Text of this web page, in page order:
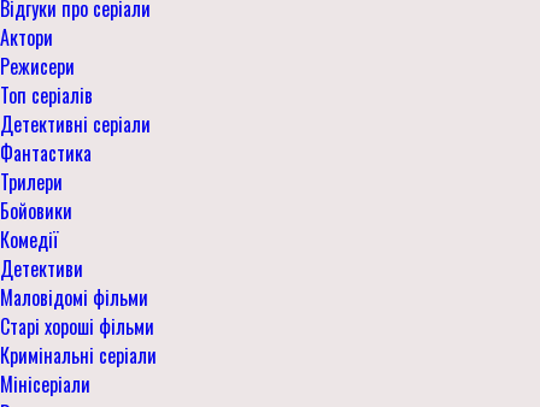
Відгуки про серіали
Актори
Режисери
Топ серіалів
Детективні серіали
Фантастика
Трилери
Бойовики
Комедії
Детективи
Маловідомі фільми
Старі хороші фільми
Кримінальні серіали
Мінісеріали